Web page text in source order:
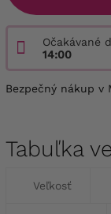
Očakávané
14:00
Bezpečný nákup v
Tabuľka
Veľkosť